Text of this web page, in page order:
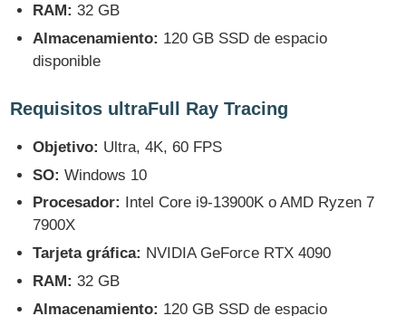
RAM: 32 GB
Almacenamiento: 120 GB SSD de espacio
disponible
Requisitos ultraFull Ray Tracing
Objetivo: Ultra, 4K, 60 FPS
SO: Windows 10
Procesador:
Intel Core i9-13900K o AMD Ryzen 7
7900X
Tarjeta gráfica: NVIDIA GeForce RTX 4090
RAM: 32 GB
Almacenamiento: 120 GB SSD de espacio